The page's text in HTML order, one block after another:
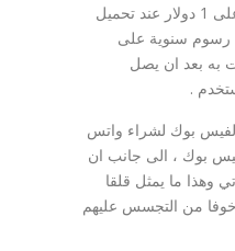
ويكتفي مؤسسيه بالحصول على 1 دولار عند تحميل
رسوم سنوية على
به بعد ان يصل
.
بوك لشراء واتس
بوك ، الى جانب ان
وهذا ما يمثل قلقا
من التجسس عليهم